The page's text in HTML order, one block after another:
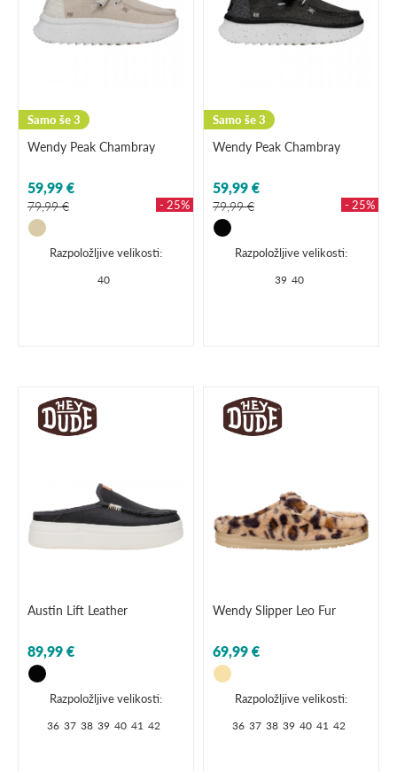
Samo še 3
Wendy Peak Chambray
59,99 €
79,99 € - 25%
Razpoložljive velikosti:
40
Samo še 3
Wendy Peak Chambray
59,99 €
79,99 € - 25%
Razpoložljive velikosti:
39 40
Austin Lift Leather
89,99 €
Razpoložljive velikosti:
36 37 38 39 40 41 42
Wendy Slipper Leo Fur
69,99 €
Razpoložljive velikosti:
36 37 38 39 40 41 42